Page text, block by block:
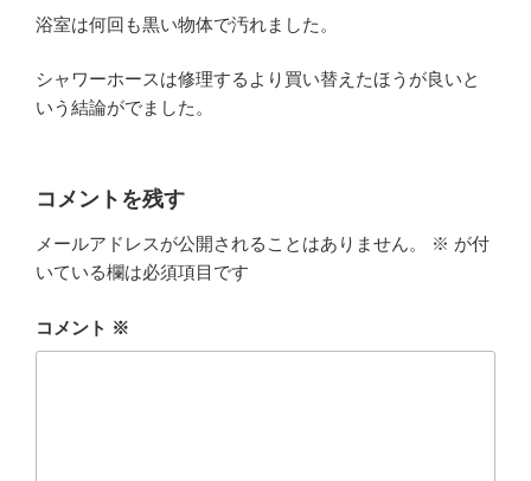
浴室は何回も黒い物体で汚れました。
シャワーホースは修理するより買い替えたほうが良いと
いう結論がでました。
コメントを残す
メールアドレスが公開されることはありません。 ※ が付
いている欄は必須項目です
コメント ※